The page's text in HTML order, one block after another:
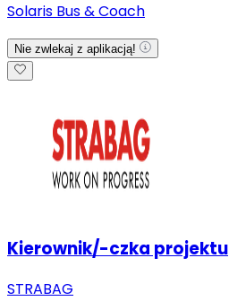
Solaris Bus & Coach
Nie zwlekaj z aplikacją!
Kierownik/-czka projektu
STRABAG